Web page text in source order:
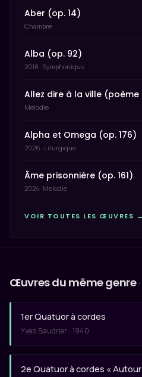
Aber (op. 14)
Chambre
Alba (op. 92)
2018 · Symphonique
Allez dire à la ville
Melodie
Alpha et Omega (op. 176)
2026 · Liturgique
Âme prisonnière (op. 161)
2024 · Melodie
VOIR TOUTES LES ŒUVRES →
Œuvres du même genre
1er Quatuor à cordes
Yves Baudrier · 1940
2e Quatuor à cordes « Autour